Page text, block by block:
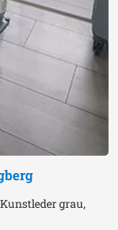
Kunstleder grau,